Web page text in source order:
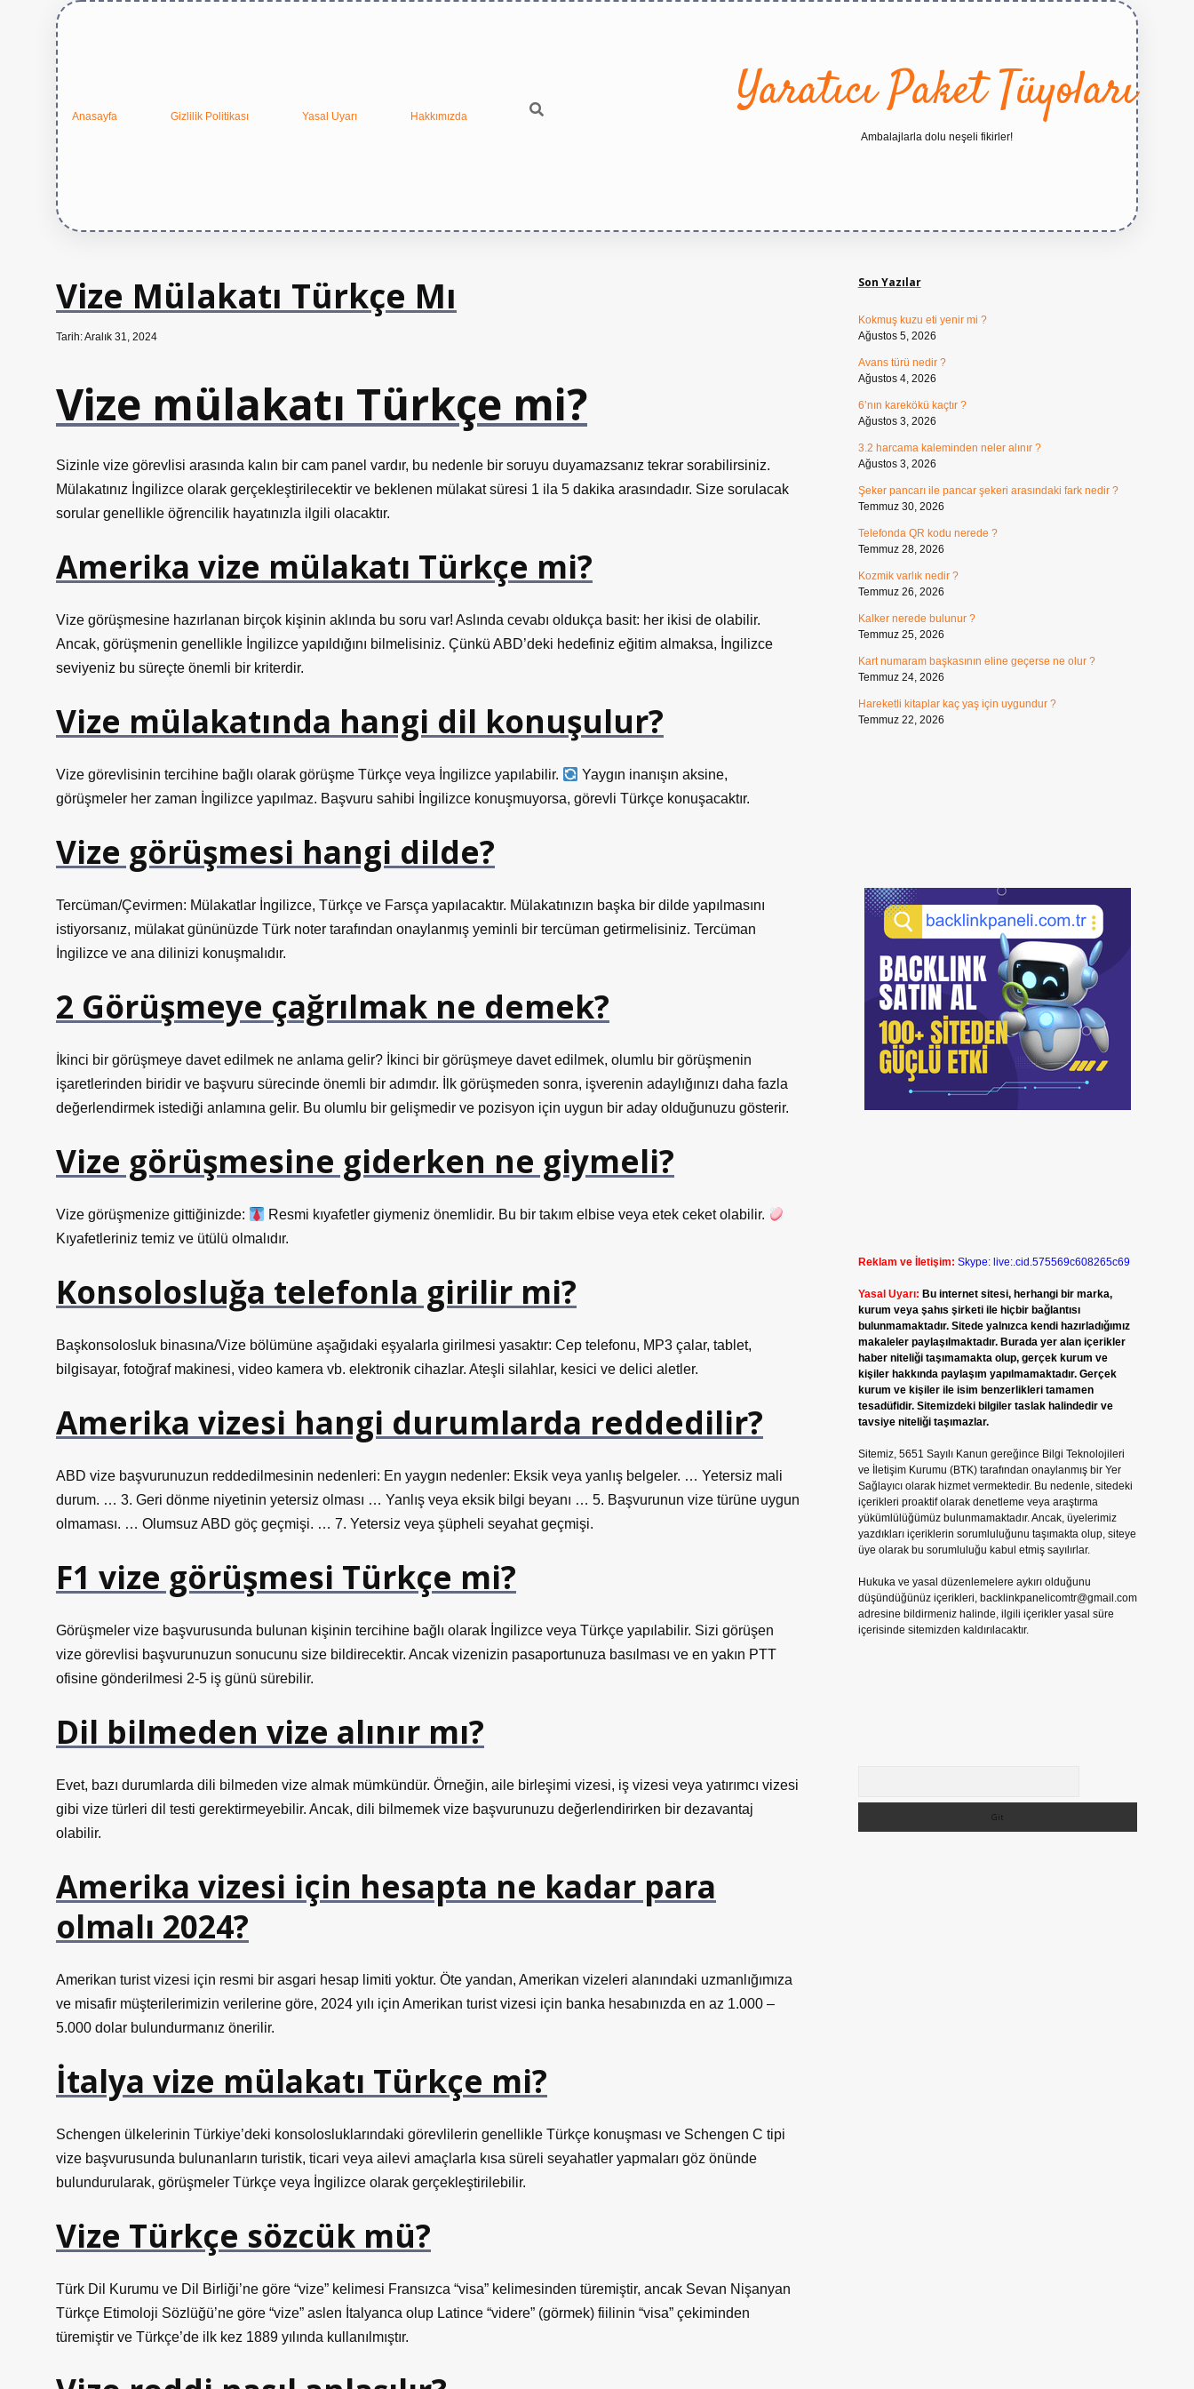
Anasayfa Gizlilik Politikası Yasal Uyarı Hakkımızda Yaratıcı Paket Tüyoları
Ambalajlarla dolu neşeli fikirler!
Vize Mülakatı Türkçe Mı
Tarih: Aralık 31, 2024
Vize mülakatı Türkçe mi?
Sizinle vize görevlisi arasında kalın bir cam panel vardır, bu nedenle bir soruyu duyamazsanız tekrar sorabilirsiniz.
Mülakatınız İngilizce olarak gerçekleştirilecektir ve beklenen mülakat süresi 1 ila 5 dakika arasındadır. Size sorulacak
sorular genellikle öğrencilik hayatınızla ilgili olacaktır.
Amerika vize mülakatı Türkçe mi?
Vize görüşmesine hazırlanan birçok kişinin aklında bu soru var! Aslında cevabı oldukça basit: her ikisi de olabilir.
Ancak, görüşmenin genellikle İngilizce yapıldığını bilmelisiniz. Çünkü ABD’deki hedefiniz eğitim almaksa, İngilizce
seviyeniz bu süreçte önemli bir kriterdir.
Vize mülakatında hangi dil konuşulur?
Vize görevlisinin tercihine bağlı olarak görüşme Türkçe veya İngilizce yapılabilir.
Yaygın inanışın aksine,
görüşmeler her zaman İngilizce yapılmaz. Başvuru sahibi İngilizce konuşmuyorsa, görevli Türkçe konuşacaktır.
Vize görüşmesi hangi dilde?
Tercüman/Çevirmen: Mülakatlar İngilizce, Türkçe ve Farsça yapılacaktır. Mülakatınızın başka bir dilde yapılmasını
istiyorsanız, mülakat gününüzde Türk noter tarafından onaylanmış yeminli bir tercüman getirmelisiniz. Tercüman
İngilizce ve ana dilinizi konuşmalıdır.
2 Görüşmeye çağrılmak ne demek?
İkinci bir görüşmeye davet edilmek ne anlama gelir? İkinci bir görüşmeye davet edilmek, olumlu bir görüşmenin
işaretlerinden biridir ve başvuru sürecinde önemli bir adımdır. İlk görüşmeden sonra, işverenin adaylığınızı daha fazla
değerlendirmek istediği anlamına gelir. Bu olumlu bir gelişmedir ve pozisyon için uygun bir aday olduğunuzu gösterir.
Vize görüşmesine giderken ne giymeli?
Vize görüşmenize gittiğinizde:
Resmi kıyafetler giymeniz önemlidir. Bu bir takım elbise veya etek ceket olabilir.
Kıyafetleriniz temiz ve ütülü olmalıdır.
Konsolosluğa telefonla girilir mi?
Başkonsolosluk binasına/Vize bölümüne aşağıdaki eşyalarla girilmesi yasaktır: Cep telefonu, MP3 çalar, tablet,
bilgisayar, fotoğraf makinesi, video kamera vb. elektronik cihazlar. Ateşli silahlar, kesici ve delici aletler.
Amerika vizesi hangi durumlarda reddedilir?
ABD vize başvurunuzun reddedilmesinin nedenleri: En yaygın nedenler: Eksik veya yanlış belgeler. … Yetersiz mali
durum. … 3. Geri dönme niyetinin yetersiz olması … Yanlış veya eksik bilgi beyanı … 5. Başvurunun vize türüne uygun
olmaması. … Olumsuz ABD göç geçmişi. … 7. Yetersiz veya şüpheli seyahat geçmişi.
F1 vize görüşmesi Türkçe mi?
Görüşmeler vize başvurusunda bulunan kişinin tercihine bağlı olarak İngilizce veya Türkçe yapılabilir. Sizi görüşen
vize görevlisi başvurunuzun sonucunu size bildirecektir. Ancak vizenizin pasaportunuza basılması ve en yakın PTT
ofisine gönderilmesi 2-5 iş günü sürebilir.
Dil bilmeden vize alınır mı?
Evet, bazı durumlarda dili bilmeden vize almak mümkündür. Örneğin, aile birleşimi vizesi, iş vizesi veya yatırımcı vizesi
gibi vize türleri dil testi gerektirmeyebilir. Ancak, dili bilmemek vize başvurunuzu değerlendirirken bir dezavantaj
olabilir.
Amerika vizesi için hesapta ne kadar para
olmalı 2024?
Amerikan turist vizesi için resmi bir asgari hesap limiti yoktur. Öte yandan, Amerikan vizeleri alanındaki uzmanlığımıza
ve misafir müşterilerimizin verilerine göre, 2024 yılı için Amerikan turist vizesi için banka hesabınızda en az 1.000 –
5.000 dolar bulundurmanız önerilir.
İtalya vize mülakatı Türkçe mi?
Schengen ülkelerinin Türkiye’deki konsolosluklarındaki görevlilerin genellikle Türkçe konuşması ve Schengen C tipi
vize başvurusunda bulunanların turistik, ticari veya ailevi amaçlarla kısa süreli seyahatler yapmaları göz önünde
bulundurularak, görüşmeler Türkçe veya İngilizce olarak gerçekleştirilebilir.
Vize Türkçe sözcük mü?
Türk Dil Kurumu ve Dil Birliği’ne göre “vize” kelimesi Fransızca “visa” kelimesinden türemiştir, ancak Sevan Nişanyan
Türkçe Etimoloji Sözlüğü’ne göre “vize” aslen İtalyanca olup Latince “videre” (görmek) fiilinin “visa” çekiminden
türemiştir ve Türkçe’de ilk kez 1889 yılında kullanılmıştır.
Son Yazılar
Kokmuş kuzu eti yenir mi ?
Ağustos 5, 2026
Avans türü nedir ?
Ağustos 4, 2026
6’nın karekökü kaçtır ?
Ağustos 3, 2026
3.2 harcama kaleminden neler alınır ?
Ağustos 3, 2026
Şeker pancarı ile pancar şekeri arasındaki fark nedir ?
Temmuz 30, 2026
Telefonda QR kodu nerede ?
Temmuz 28, 2026
Kozmik varlık nedir ?
Temmuz 26, 2026
Kalker nerede bulunur ?
Temmuz 25, 2026
Kart numaram başkasının eline geçerse ne olur ?
Temmuz 24, 2026
Hareketli kitaplar kaç yaş için uygundur ?
Temmuz 22, 2026
Reklam ve İletişim: Skype: live:.cid.575569c608265c69
Yasal Uyarı: Bu internet sitesi, herhangi bir marka,
kurum veya şahıs şirketi ile hiçbir bağlantısı
bulunmamaktadır. Sitede yalnızca kendi hazırladığımız
makaleler paylaşılmaktadır. Burada yer alan içerikler
haber niteliği taşımamakta olup, gerçek kurum ve
kişiler hakkında paylaşım yapılmamaktadır. Gerçek
kurum ve kişiler ile isim benzerlikleri tamamen
tesadüfidir. Sitemizdeki bilgiler taslak halindedir ve
tavsiye niteliği taşımazlar.
Sitemiz, 5651 Sayılı Kanun gereğince Bilgi Teknolojileri
ve İletişim Kurumu (BTK) tarafından onaylanmış bir Yer
Sağlayıcı olarak hizmet vermektedir. Bu nedenle, sitedeki
içerikleri proaktif olarak denetleme veya araştırma
yükümlülüğümüz bulunmamaktadır. Ancak, üyelerimiz
yazdıkları içeriklerin sorumluluğunu taşımakta olup, siteye
üye olarak bu sorumluluğu kabul etmiş sayılırlar.
Hukuka ve yasal düzenlemelere aykırı olduğunu
düşündüğünüz içerikleri, backlinkpanelicomtr@gmail.com
adresine bildirmeniz halinde, ilgili içerikler yasal süre
içerisinde sitemizden kaldırılacaktır.